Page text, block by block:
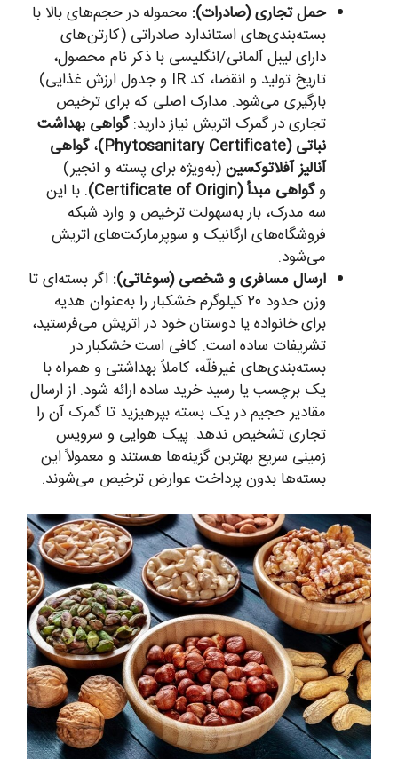
حمل تجاری (صادرات): محموله در حجم‌های بالا با
بسته‌بندی‌های استاندارد صادراتی (کارتن‌های
دارای لیبل آلمانی/انگلیسی با ذکر نام محصول،
تاریخ تولید و انقضا، کد IR و جدول ارزش غذایی)
بارگیری می‌شود. مدارک اصلی که برای ترخیص
تجاری در گمرک اتریش نیاز دارید:گواهی بهداشت
نباتی (Phytosanitary Certificate)
،گواهی
آنالیز آفلاتوکسین(به‌ویژه برای پسته و انجیر)
وگواهی مبدأ (Certificate of Origin)
. با این
سه مدرک، بار به‌سهولت ترخیص و وارد شبکه
فروشگاه‌های ارگانیک و سوپرمارکت‌های اتریش
می‌شود.
ارسال مسافری و شخصی (سوغاتی): اگر بسته‌ای تا
وزن حدود ۲۰ کیلوگرم خشکبار را به‌عنوان هدیه
برای خانواده یا دوستان خود در اتریش می‌فرستید،
تشریفات ساده است. کافی است خشکبار در
بسته‌بندی‌های غیرفلّه، کاملاً بهداشتی و همراه با
یک برچسب یا رسید خرید ساده ارائه شود. از ارسال
مقادیر حجیم در یک بسته بپرهیزید تا گمرک آن را
تجاری تشخیص ندهد. پیک هوایی و سرویس
زمینی سریع بهترین گزینه‌ها هستند و معمولاً این
بسته‌ها بدون پرداخت عوارض ترخیص می‌شوند.